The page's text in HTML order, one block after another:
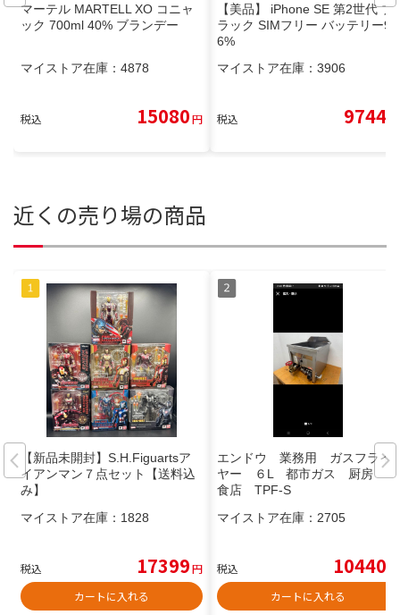
マーテル MARTELL XO コニャ
ック 700ml 40% ブランデー
マイストア在庫： 4878
税込 15080円
【美品】 iPhone SE 第2世代 ブ
ラック SIMフリー バッテリー9
6%
マイストア在庫： 3906
税込 9744
近くの売り場の商品
【新品未開封】S.H.Figuartsア
イアンマン７点セット【送料込
み】
マイストア在庫： 1828
税込 17399円
カートに入れる
エンドウ 業務用 ガスフライ
ヤー ６L 都市ガス 厨房 飲
食店 TPF-S
マイストア在庫： 2705
税込 10440
カートに入れる